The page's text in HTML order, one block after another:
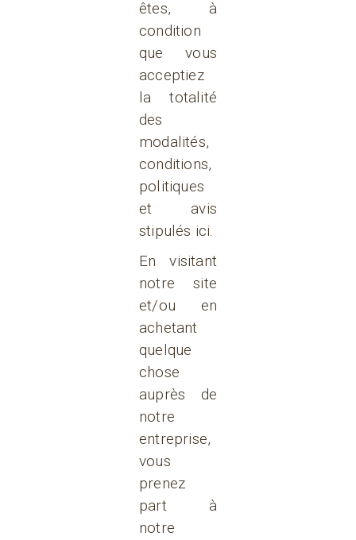
êtes, à
condition
que vous
acceptiez
la totalité
des
modalités,
conditions,
politiques
et avis
stipulés ici.
En visitant
notre site
et/ou en
achetant
quelque
chose
auprès de
notre
entreprise,
vous
prenez
part à
notre